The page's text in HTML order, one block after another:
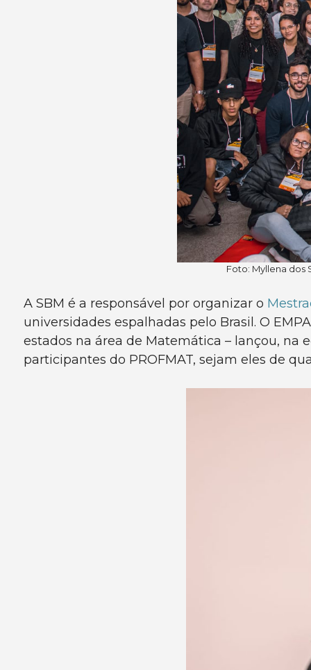
Foto: Myllena dos
A SBM é a responsável por organizar o
universidades espalhadas pelo Brasil. O
estados na área de Matemática – lançou, na
participantes do PROFMAT, sejam eles de